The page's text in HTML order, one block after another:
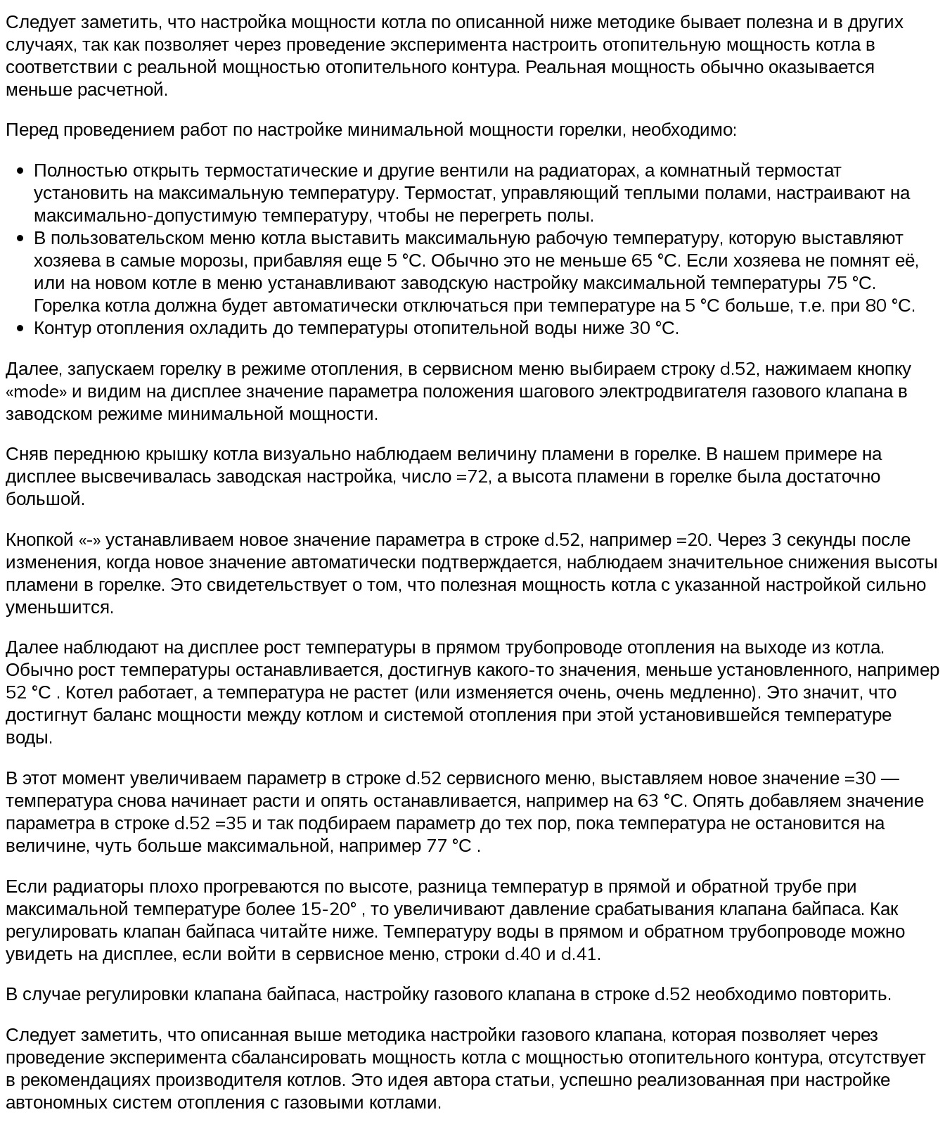
Следует заметить, что настройка мощности котла по описанной ниже методике бывает полезна и в других
случаях, так как позволяет через проведение эксперимента настроить отопительную мощность котла в
соответствии с реальной мощностью отопительного контура. Реальная мощность обычно оказывается
меньше расчетной.
Перед проведением работ по настройке минимальной мощности горелки, необходимо:
Полностью открыть термостатические и другие вентили на радиаторах, а комнатный термостат
установить на максимальную температуру. Термостат, управляющий теплыми полами, настраивают на
максимально-допустимую температуру, чтобы не перегреть полы.
В пользовательском меню котла выставить максимальную рабочую температуру, которую выставляют
хозяева в самые морозы, прибавляя еще 5 °С. Обычно это не меньше 65 °С. Если хозяева не помнят её,
или на новом котле в меню устанавливают заводскую настройку максимальной температуры 75 °С.
Горелка котла должна будет автоматически отключаться при температуре на 5 °С больше, т.е. при 80 °С.
Контур отопления охладить до температуры отопительной воды ниже 30 °С.
Далее, запускаем горелку в режиме отопления, в сервисном меню выбираем строку d.52, нажимаем кнопку
«mode» и видим на дисплее значение параметра положения шагового электродвигателя газового клапана в
заводском режиме минимальной мощности.
Сняв переднюю крышку котла визуально наблюдаем величину пламени в горелке. В нашем примере на
дисплее высвечивалась заводская настройка, число =72, а высота пламени в горелке была достаточно
большой.
Кнопкой «-» устанавливаем новое значение параметра в строке d.52, например =20. Через 3 секунды после
изменения, когда новое значение автоматически подтверждается, наблюдаем значительное снижения высоты
пламени в горелке. Это свидетельствует о том, что полезная мощность котла с указанной настройкой сильно
уменьшится.
Далее наблюдают на дисплее рост температуры в прямом трубопроводе отопления на выходе из котла.
Обычно рост температуры останавливается, достигнув какого-то значения, меньше установленного, например
52 °С . Котел работает, а температура не растет (или изменяется очень, очень медленно). Это значит, что
достигнут баланс мощности между котлом и системой отопления при этой установившейся температуре
воды.
В этот момент увеличиваем параметр в строке d.52 сервисного меню, выставляем новое значение =30 —
температура снова начинает расти и опять останавливается, например на 63 °С. Опять добавляем значение
параметра в строке d.52 =35 и так подбираем параметр до тех пор, пока температура не остановится на
величине, чуть больше максимальной, например 77 °С .
Если радиаторы плохо прогреваются по высоте, разница температур в прямой и обратной трубе при
максимальной температуре более 15-20° , то увеличивают давление срабатывания клапана байпаса. Как
регулировать клапан байпаса читайте ниже. Температуру воды в прямом и обратном трубопроводе можно
увидеть на дисплее, если войти в сервисное меню, строки d.40 и d.41.
В случае регулировки клапана байпаса, настройку газового клапана в строке d.52 необходимо повторить.
Следует заметить, что описанная выше методика настройки газового клапана, которая позволяет через
проведение эксперимента сбалансировать мощность котла с мощностью отопительного контура, отсутствует
в рекомендациях производителя котлов. Это идея автора статьи, успешно реализованная при настройке
автономных систем отопления с газовыми котлами.